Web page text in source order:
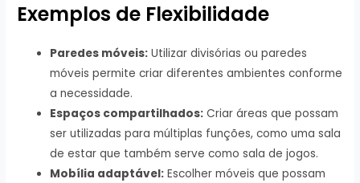
Exemplos de Flexibilidade
Paredes móveis: Utilizar divisórias ou paredes
móveis permite criar diferentes ambientes conforme
a necessidade.
Espaços compartilhados: Criar áreas que possam
ser utilizadas para múltiplas funções, como uma sala
de estar que também serve como sala de jogos.
Mobília adaptável: Escolher móveis que possam